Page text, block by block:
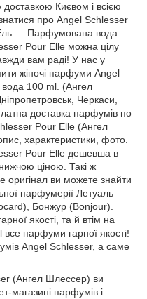
Києвом і всією
про Angel Schlesser
— Парфумована вода
Pour Elle можна цілу
вам раді! У нас у
жіночі парфуми Angel
100 ml. (Ангел
Черкаси,
доставка парфумів по
Pour Elle (Ангел
характеристики, фото.
Pour Elle дешевша в
ціною. Такі ж
ви можете знайти
парфумерії Летуаль
Бонжур (Bonjour).
якості, та й втім на
парфуми гарної якості!
Angel Schlesser, а саме
(Ангел Шлессер) ви
магазині парфумів і